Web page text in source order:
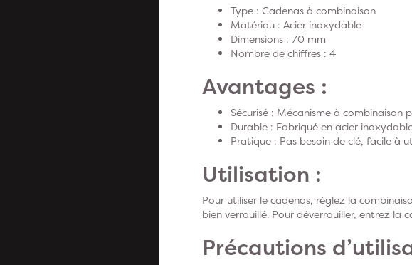
Type : Cadenas à combinaison
Matériau : Acier inoxydable
Dimensions : 70 mm
Nombre de chiffres : 4
Avantages :
Sécurisé : Mécanisme à
Durable : Fabriqué en acier
Pratique : Pas besoin de clé, facile à
Utilisation :
Pour utiliser le cadenas, réglez la
bien verrouillé. Pour déverrouiller, entrez la
Précautions